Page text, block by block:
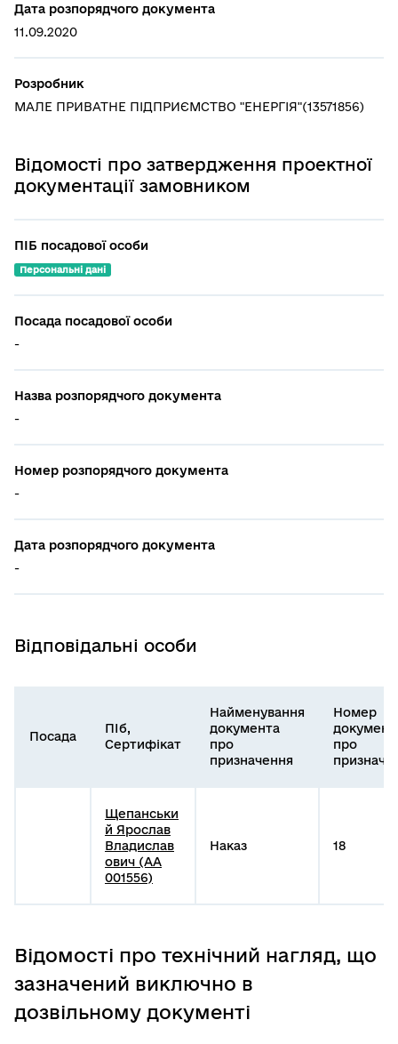
Дата розпорядчого документа
11.09.2020
Розробник
МАЛЕ ПРИВАТНЕ ПІДПРИЄМСТВО "ЕНЕРГІЯ"(13571856)
Відомості про затвердження проектної
документації замовником
ПІБ посадової особи
Персональні дані
Посада посадової особи
-
Назва розпорядчого документа
-
Номер розпорядчого документа
-
Дата розпорядчого документа
-
Відповідальні особи
Посада
ПІб,
Сертифікат
Найменування
документа
про
призначення
Номер
про
Щепанськи
й Ярослав
Владислав
ович (АА
001556)
Наказ 18
Відомості про технічний нагляд, що
зазначений виключно в
дозвільному документі